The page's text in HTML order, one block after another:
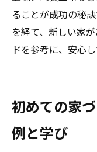
ることが成功の秘
を経て、新しい家
ドを参考に、安心
初めての家
例と学び